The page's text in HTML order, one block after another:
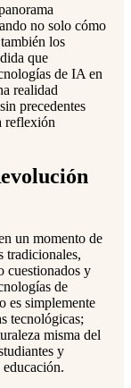
no solo cómo
los
que
de IA en
realidad
precedentes
reflexión
un momento de
tradicionales,
cuestionados y
de
es simplemente
tecnológicas;
misma del
y